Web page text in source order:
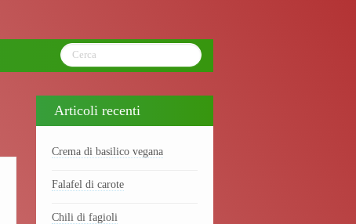
Articoli recenti
Crema di basilico vegana
Falafel di carote
Chili di fagioli